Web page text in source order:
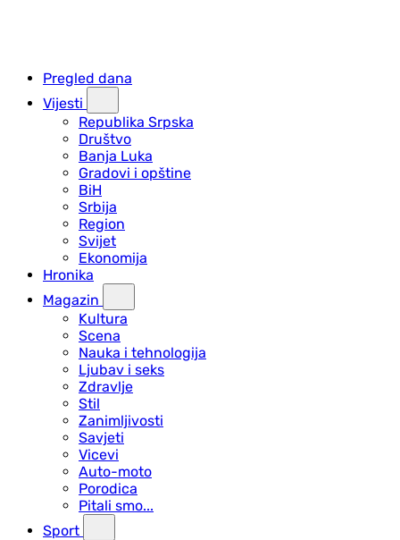
Pregled dana
Vijesti
Republika Srpska
Društvo
Banja Luka
Gradovi i opštine
BiH
Srbija
Region
Svijet
Ekonomija
Hronika
Magazin
Kultura
Scena
Nauka i tehnologija
Ljubav i seks
Zdravlje
Stil
Zanimljivosti
Savjeti
Vicevi
Auto-moto
Porodica
Pitali smo...
Sport